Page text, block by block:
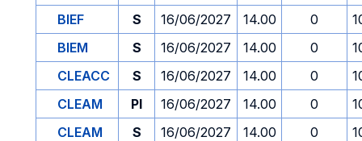
BIEF S 16/06/2027 14.00 0
BIEM
S 16/06/2027 14.00 0
CLEACC
S 16/06/2027 14.00 0
CLEAM
PI 16/06/2027 14.00 0
CLEAM
S 16/06/2027 14.00 0